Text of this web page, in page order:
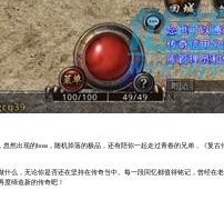
忽然出现的boss，随机掉落的极品，还有陪你一起走过青春的兄弟，《复
什么，无论你是否还在坚持在传奇当中。每一段回忆都值得铭记，曾经在
度缔造新的传奇吧！